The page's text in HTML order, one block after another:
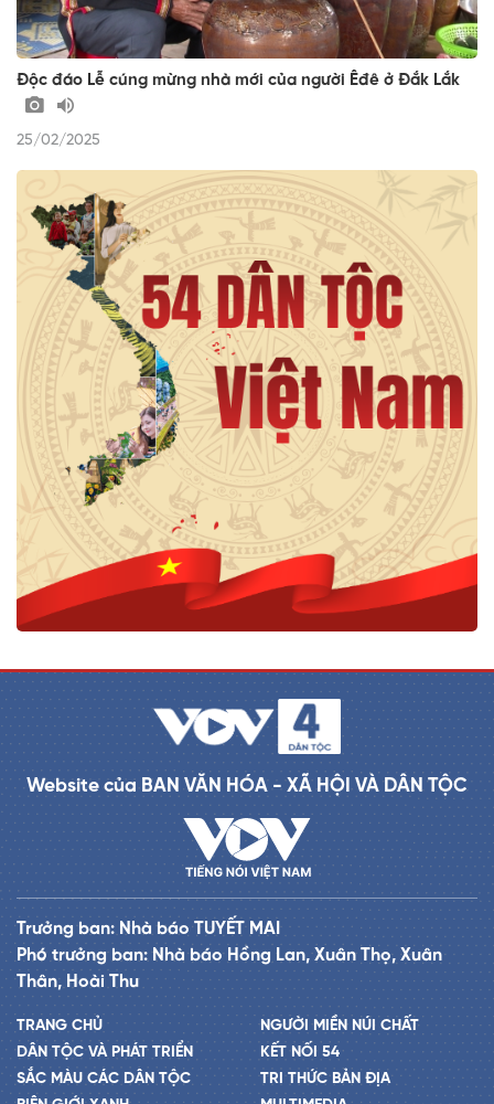
Độc đáo Lễ cúng mừng nhà mới của người Êđê ở Đắk Lắk
25/02/2025
Website của BAN VĂN HÓA - XÃ HỘI VÀ DÂN TỘC
Trưởng ban: Nhà báo TUYẾT MAI
Phó trưởng ban: Nhà báo Hồng Lan, Xuân Thọ, Xuân
Thân, Hoài Thu
TRANG CHỦ
DÂN TỘC VÀ PHÁT TRIỂN
SẮC MÀU CÁC DÂN TỘC
NGƯỜI MIỀN NÚI CHẤT
KẾT NỐI 54
TRI THỨC BẢN ĐỊA